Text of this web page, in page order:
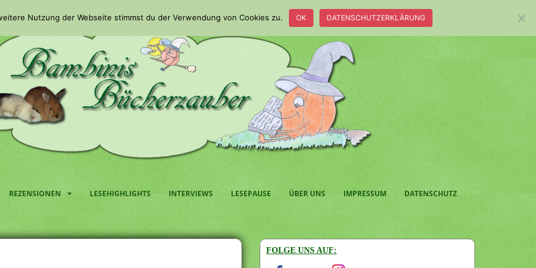
REZENSIONEN LESEHIGHLIGHTS INTERVIEWS LESEPAUSE ÜBER UNS IMPRESSUM DATENSCHUTZ
FOLGE UNS AUF:
Nutzung der Webseite stimmst du der Verwendung von Cookies zu. OK DATENSCHUTZERKLÄRUNG